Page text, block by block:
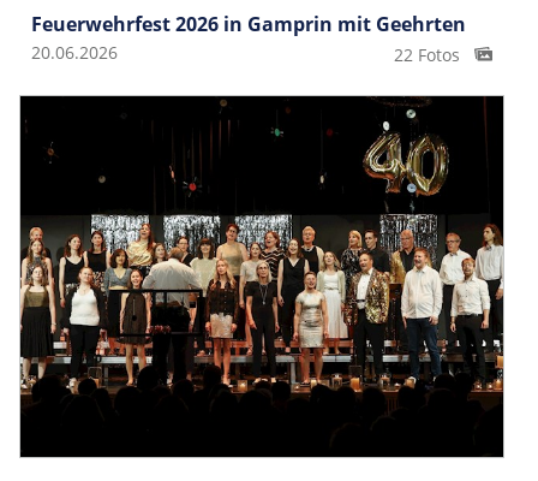
Feuerwehrfest 2026 in Gamprin mit Geehrten
20.06.2026 22 Fotos